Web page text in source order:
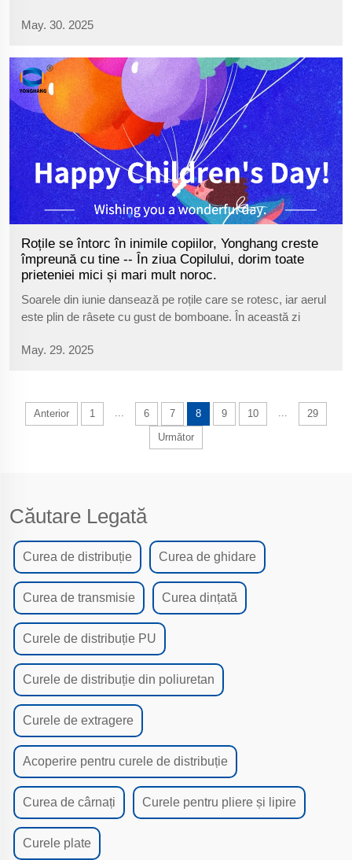
conștientizarea la nivel global privind riscurile mortale pentru
pasiv, și...
May. 30. 2025
Roțile se întorc în inimile copiilor, Yonghang creste
împreună cu tine -- În ziua Copilului, dorim toate
prieteniei mici și mari mult noroc.
Soarele din iunie dansează pe roțile care se rotesc, iar aerul
este plin de râsete cu gust de bomboane. În această zi
Co., Ltd. dorește să transmită un „La mulți ani de Ziua
May. 29. 2025
Anterior 1 ... 6 7 8 9 10 ...
29
Următor
Căutare Legată
Curea de distribuție Curea de ghidare
Curea de transmisie Curea dințată
Curele de distribuție PU
Curele de distribuție din poliuretan
Curele de extragere
Acoperire pentru curele de distribuție
Curea de cârnați Curele pentru pliere și lipire
Curele plate